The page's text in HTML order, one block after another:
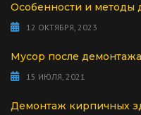
Особенности и методы
12 ОКТЯБРЯ, 2023
Мусор после
15 ИЮЛЯ, 2021
Демонтаж кирпичных